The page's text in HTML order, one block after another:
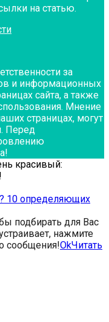
на статью.
за
и информационных
сайта, а также
Мнение
страницах, могут
Перед
красивый:
10 определяющих
подбирать для Вас
нажмите
сообщения!OkЧитать